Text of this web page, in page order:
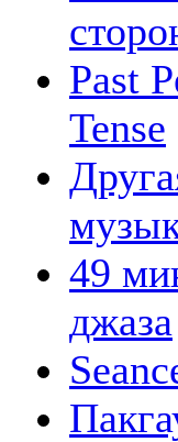
Past
Tense
49
джаза